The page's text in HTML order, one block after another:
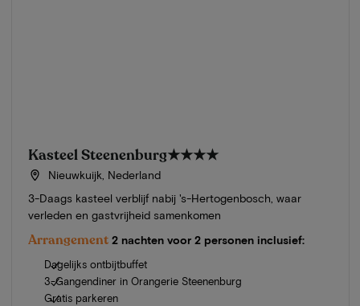
Kasteel Steenenburg★★★★
Nieuwkuijk, Nederland
3-Daags kasteel verblijf nabij 's-Hertogenbosch, waar
verleden en gastvrijheid samenkomen
Arrangement 2 nachten voor 2 personen inclusief:
Dagelijks ontbijtbuffet
3-Gangendiner in Orangerie Steenenburg
Gratis parkeren